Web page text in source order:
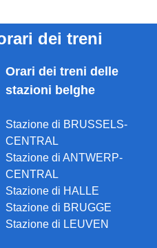
dei treni
Orari dei treni delle
stazioni belghe
Stazione di BRUSSELS-
CENTRAL
Stazione di ANTWERP-
CENTRAL
Stazione di HALLE
Stazione di BRUGGE
Stazione di LEUVEN